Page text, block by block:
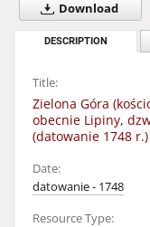
Download
DESCRIPTION
Title:
Zielona Góra
obecnie Lipiny,
(datowanie 1748 r.)
Date:
datowanie - 1748
Resource Type: